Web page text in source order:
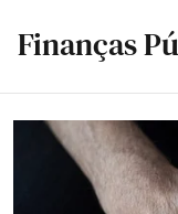
Finanças